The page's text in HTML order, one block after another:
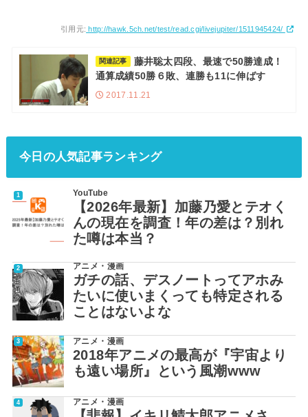
引用元: http://hawk.5ch.net/test/read.cgi/livejupiter/1511945424/
関連記事
藤井聡太四段、最速で50勝達成！
通算成績50勝６敗、連勝も11に伸ばす
2017.11.21
今日の人気記事ランキング
YouTube
【2026年最新】加藤乃愛とテオく
んの現在を調査！年の差は？別れ
た噂は本当？
アニメ・漫画
ガチの話、デスノートってアホみ
たいに使いまくっても特定される
ことはないよな
アニメ・漫画
2018年アニメの最高が『宇宙より
も遠い場所』という風潮www
アニメ・漫画